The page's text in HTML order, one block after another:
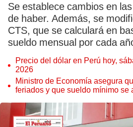
Se establece cambios en
de haber. Además, se
CTS, que se calculará en
sueldo mensual por cada
Precio del dólar en Perú hoy,
2026
Ministro de Economía asegura
feriados y que sueldo mínimo se